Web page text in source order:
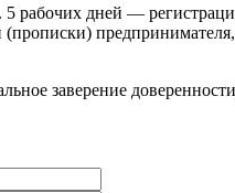
рабочих дней —
предпринимателя,
заверение